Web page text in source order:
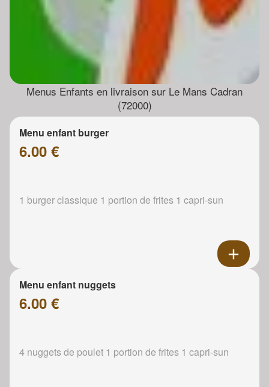
Menus Enfants en livraison sur Le Mans Cadran
(72000)
Menu enfant burger
6.00 €
1 burger classique 1 portion de frites 1 capri-sun
Menu enfant nuggets
6.00 €
4 nuggets de poulet 1 portion de frites 1 capri-sun